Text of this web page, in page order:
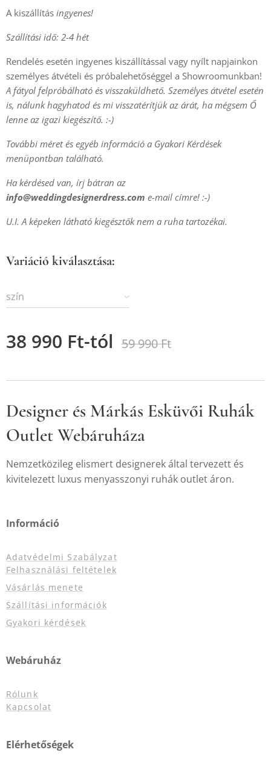
A kiszállítás ingyenes!
Szállítási idő: 2-4 hét
Rendelés esetén ingyenes kiszállítással vagy nyílt napjainkon
személyes átvételi és próbalehetőséggel a Showroomunkban!
A fátyol felpróbálható és visszaküldhető. Személyes átvétel esetén
is, nálunk hagyhatod és mi visszatérítjük az árát, ha mégsem Ő
lenne az igazi kiegészítő. :-)
További méret és egyéb információ a Gyakori Kérdések
menüpontban található.
Ha kérdésed van, írj bátran az
info@weddingdesignerdress.com e-mail címre! :-)
U.I. A képeken látható kiegésztők nem a ruha tartozékai.
Variáció kiválasztása:
szín
38 990 Ft-tól 59 990Ft
Designer és Márkás Esküvői Ruhák
Outlet Webáruháza
Nemzetközileg elismert designerek által tervezett és
kivitelezett luxus menyasszonyi ruhák outlet áron.
Információ
Adatvédelmi Szabályzat
Felhasználási feltételek
Vásárlás menete
Szállítási információk
Gyakori kérdések
Webáruház
Rólunk
Kapcsolat
Elérhetőségek